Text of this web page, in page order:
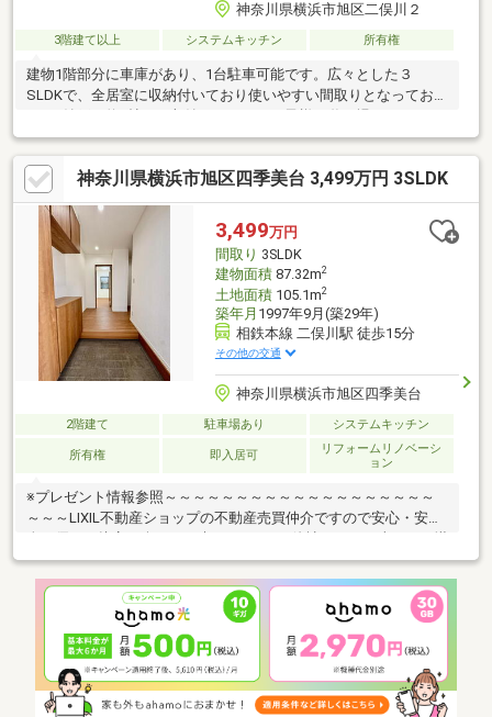
神奈川県横浜市旭区二俣川２
3階建て以上 システムキッチン 所有権
建物1階部分に車庫があり、1台駐車可能です。広々とした３
SLDKで、全居室に収納付いており使いやすい間取りとなっており
様々な使い方が出来ます！最寄り駅の二俣川駅には直結する商業
施設があり、さらに駅前には西友の大型店舗があり生活に必要な
ものが揃います。また、建物周辺にはコンビニエンスストアやド
ラッグストア、公園があり大変便利な住環境です♪ご遠慮なく下記
までお問い合わせ下さい！AFTY 045(507)5780
神奈川県横浜市旭区四季美台 3,499万円 3SLDK
3,499万円
間取り 3SLDK
建物面積87.32m2
土地面積105.1m2
築年月 1997年9月(築29年)
相鉄本線 二俣川駅 徒歩15分
その他の交通
神奈川県横浜市旭区四季美台
2階建て 駐車場あり システムキッチン
所有権 即入居可
リフォームリノベーシ
ョン
※プレゼント情報参照～～～～～～～～～～～～～～～～～～～
～～～LIXIL不動産ショップの不動産売買仲介ですので安心・安
能下さいませ！～～～～～～～～～～～～～～～～～～～～～～
≪二俣川小学校・万騎が原中学校≫火曜・水曜も営業中！リフォ
ームのご相談も無料で承ります。◆南面バルコニー！◆全居室6
帖ございます！●ご内見希望・物件所在地の詳細・付近の物件情
報等はコチラまでTEL 046-240-1982